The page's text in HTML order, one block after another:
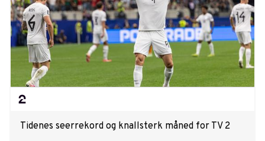
Tidenes seerrekord og knallsterk måned for TV 2